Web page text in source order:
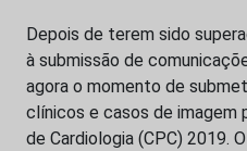
Depois de terem sido
à submissão de
agora o momento de
clínicos e casos de imagem
de Cardiologia (CPC) 2019.